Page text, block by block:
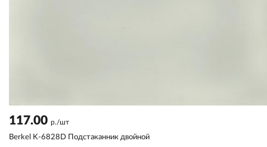
117.00 р./шт
Berkel K-6828D Подстаканник двойной